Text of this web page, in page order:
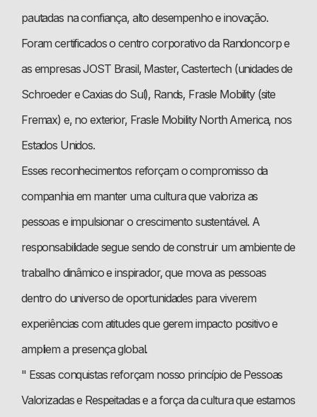
pautadas na confiança, alto desempenho e inovação.
Foram certificados o centro corporativo da Randoncorp e
as empresas JOST Brasil, Master, Castertech (unidades de
Schroeder e Caxias do Sul), Rands, Frasle Mobility (site
Fremax) e, no exterior, Frasle Mobility North America, nos
Estados Unidos.
Esses reconhecimentos reforçam o compromisso da
companhia em manter uma cultura que valoriza as
pessoas e impulsionar o crescimento sustentável. A
responsabilidade segue sendo de construir um ambiente de
trabalho dinâmico e inspirador, que mova as pessoas
dentro do universo de oportunidades para viverem
experiências com atitudes que gerem impacto positivo e
ampliem a presença global.
" Essas conquistas reforçam nosso princípio de Pessoas
Valorizadas e Respeitadas e a força da cultura que estamos